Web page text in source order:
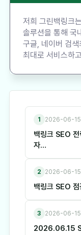
저희 그린백링크
솔루션을 통해 국
구글, 네이버 검
최대로 서비스하
1 2026-06-15
백링크 SEO
자…
2 2026-06-15
백링크 SEO
3 2026-06-15
2026.06.15